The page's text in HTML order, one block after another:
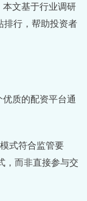
文基于行业调研
排行，帮助投资者
质的配资平台通
式符合监管要
，而非直接参与交